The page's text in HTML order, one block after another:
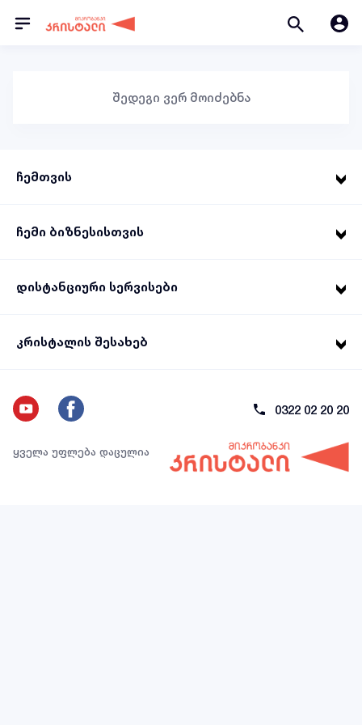
შედეგი ვერ მოიძებნა
ჩემთვის
ჩემი ბიზნესისთვის
დისტანციური სერვისები
კრისტალის შესახებ
0322 02 20 20
ყველა უფლება დაცულია